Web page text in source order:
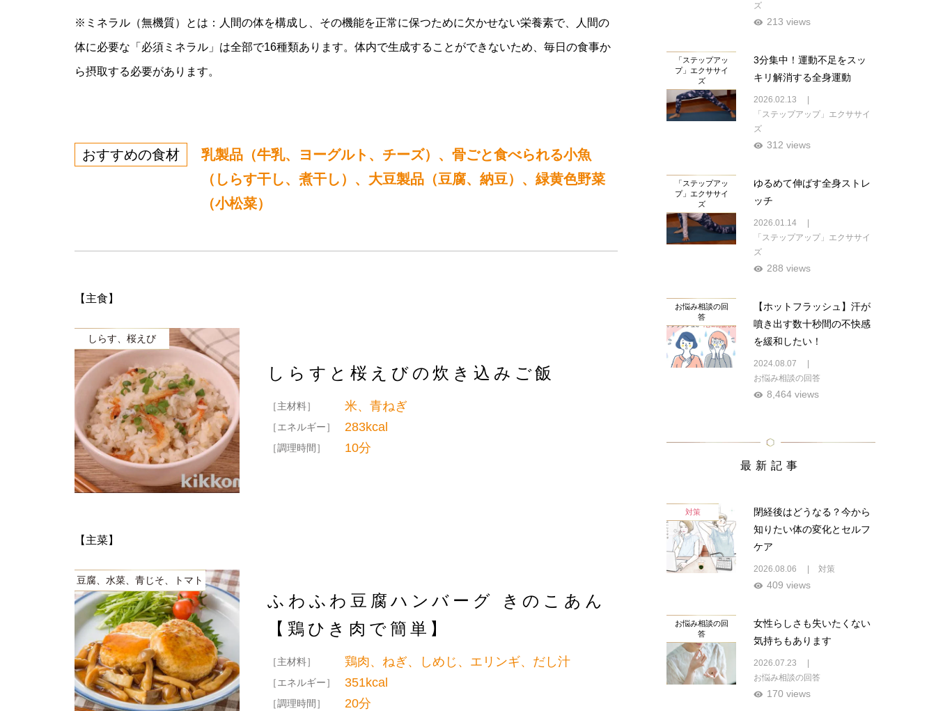
※ミネラル（無機質）とは：人間の体を構成し、その機能を正常に保つために欠かせない栄養素で、人間の
体に必要な「必須ミネラル」は全部で16種類あります。体内で生成することができないため、毎日の食事か
ら摂取する必要があります。
おすすめの食材
乳製品（牛乳、ヨーグルト、チーズ）、骨ごと食べられる小魚
（しらす干し、煮干し）、大豆製品（豆腐、納豆）、緑黄色野菜
（小松菜）
【主食】
しらす、桜えび
しらすと桜えびの炊き込みご飯
［主材料］ 米、青ねぎ
［エネルギー］ 283kcal
［調理時間］ 10分
【主菜】
豆腐、水菜、青じそ、トマト
ふわふわ豆腐ハンバーグ きのこあん
【鶏ひき肉で簡単】
［主材料］ 鶏肉、ねぎ、しめじ、エリンギ、だし汁
［エネルギー］ 351kcal
［調理時間］ 20分
ズ
213 views
「ステップアッ
プ」エクササイ
ズ
3分集中！運動不足をスッ
キリ解消する全身運動
2026.02.13
「ステップアップ」エクササイ
ズ
312 views
「ステップアッ
プ」エクササイ
ズ
ゆるめて伸ばす全身ストレ
ッチ
2026.01.14
「ステップアップ」エクササイ
ズ
288 views
お悩み相談の回
答
【ホットフラッシュ】汗が
噴き出す数十秒間の不快感
を緩和したい！
2024.08.07
お悩み相談の回答
8,464 views
最新記事
対策
閉経後はどうなる？今から
知りたい体の変化とセルフ
ケア
2026.08.06 対策
409 views
お悩み相談の回
答
女性らしさも失いたくない
気持ちもあります
2026.07.23
お悩み相談の回答
170 views